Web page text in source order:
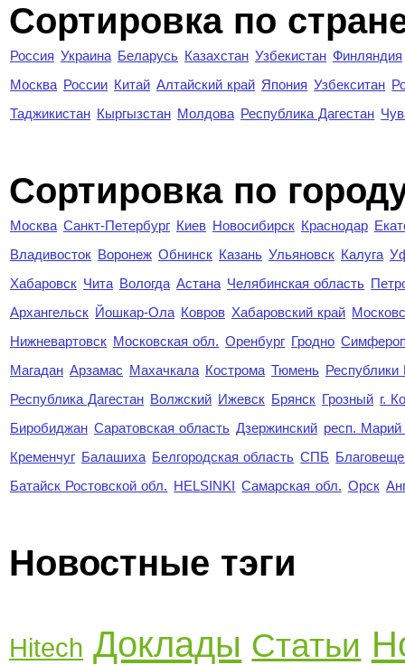
Сортировка по
Россия Украина Беларусь Казахстан Узбекистан Финляндия
Москва России Китай Алтайский край Япония Узбекситан
Таджикистан Кыргызстан Молдова Республика Дагестан
Cортировка по
Москва Санкт-Петербург Киев Новосибирск Краснодар
Владивосток Воронеж Обнинск Казань Ульяновск Калуга
Хабаровск Чита Вологда Астана Челябинская область
Архангельск Йошкар-Ола Ковров Хабаровский край
Нижневартовск Московская обл. Оренбург Гродно
Магадан Арзамас Махачкала Кострома Тюмень Республики
Республика Дагестан Волжский Ижевск Брянск Грозный г.
Биробиджан Саратовская область Дзержинский респ.
Кременчуг Балашиха Белгородская область СПБ
Батайск Ростовской обл. HELSINKI Самарская обл. Орск
Новостные тэги
Hitech Доклады Статьи